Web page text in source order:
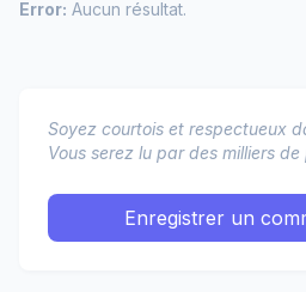
Error: Aucun résultat.
Soyez courtois et respectueux
Vous serez lu par des milliers de
Enregistrer un